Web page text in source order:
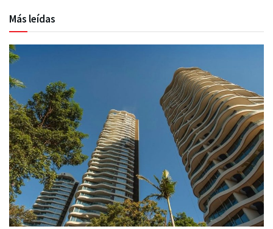
Más leídas